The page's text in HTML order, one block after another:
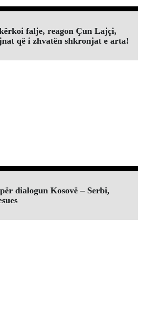
falje, reagon Çun Lajçi,
që i zhvatën shkronjat e arta!￼
dialogun Kosovë – Serbi,